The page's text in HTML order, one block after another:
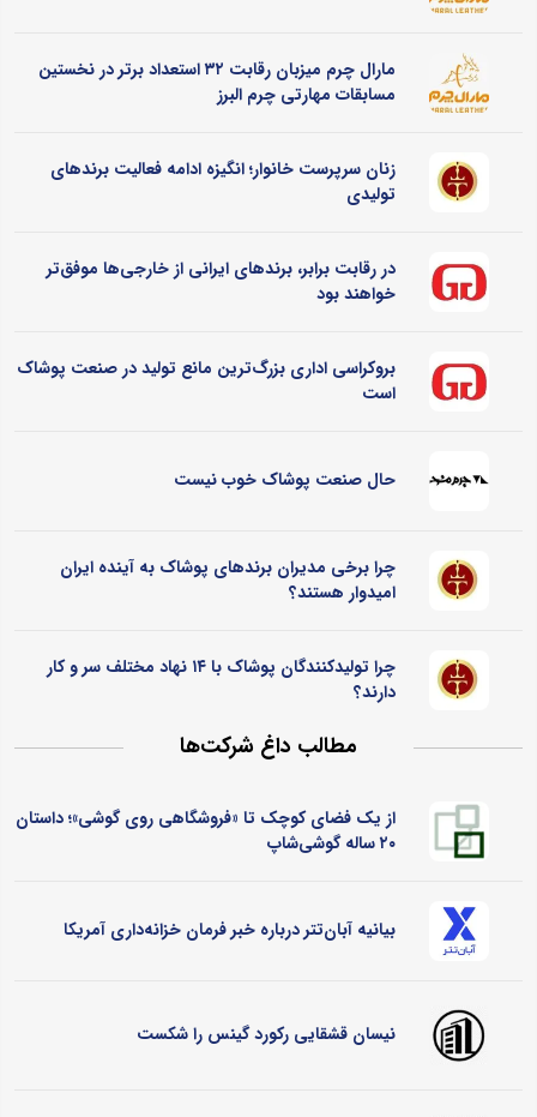
مارال چرم میزبان رقابت ۳۲ استعداد برتر در نخستین
مسابقات مهارتی چرم البرز
زنان سرپرست خانوار؛ انگیزه ادامه فعالیت برندهای
تولیدی
در رقابت برابر، برندهای ایرانی از خارجی‌ها موفق‌تر
خواهند بود
بروکراسی اداری بزرگ‌ترین مانع تولید در صنعت پوشاک
است
حال صنعت پوشاک خوب نیست
چرا برخی مدیران برندهای پوشاک به آینده ایران
امیدوار هستند؟
چرا تولیدکنندگان پوشاک با ۱۴ نهاد مختلف سر و کار
دارند؟
مطالب داغ شرکت‌ها
از یک فضای کوچک تا «فروشگاهی روی گوشی»؛ داستان
۲۰ ساله گوشی‌شاپ
بیانیه آبان‌تتر درباره خبر فرمان خزانه‌داری آمریکا
نیسان قشقایی رکورد گینس را شکست